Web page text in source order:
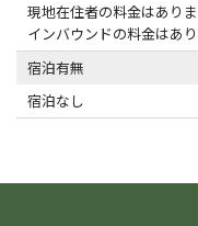
現地在住者の料金はありま
インバウンドの料金はあり
宿泊有無
宿泊なし